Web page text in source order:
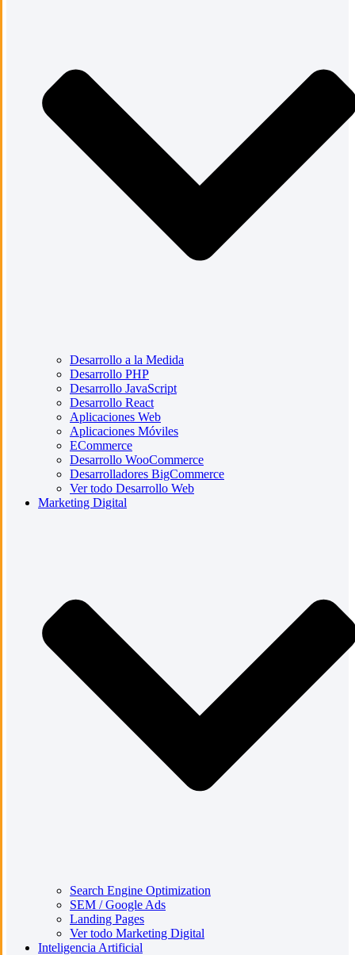
Desarrollo a la Medida
Desarrollo PHP
Desarrollo JavaScript
Desarrollo React
Aplicaciones Web
Aplicaciones Móviles
ECommerce
Desarrollo WooCommerce
Desarrolladores BigCommerce
Ver todo Desarrollo Web
Marketing Digital
Search Engine Optimization
SEM / Google Ads
Landing Pages
Ver todo Marketing Digital
Inteligencia Artificial